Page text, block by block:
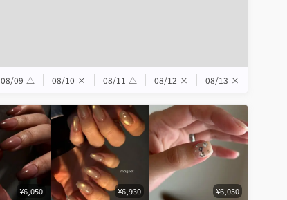
08/09 △ 08/10 × 08/11 △ 08/12 × 08/13 ×
¥6,050 ¥6,930 ¥6,050